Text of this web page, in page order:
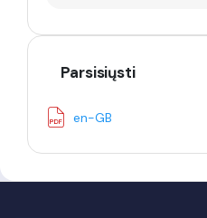
Parsisiųsti
en-GB